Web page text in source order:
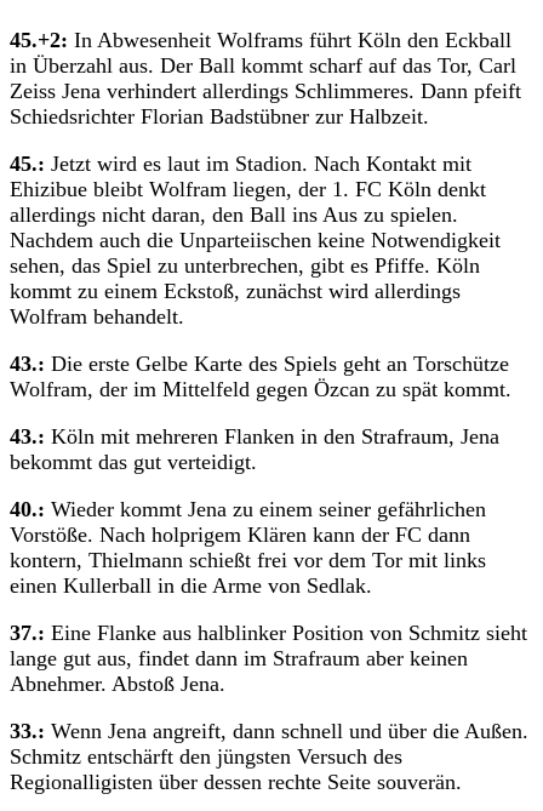
45.+2: In Abwesenheit Wolframs führt Köln den Eckball
in Überzahl aus. Der Ball kommt scharf auf das Tor, Carl
Zeiss Jena verhindert allerdings Schlimmeres. Dann pfeift
Schiedsrichter Florian Badstübner zur Halbzeit.
45.: Jetzt wird es laut im Stadion. Nach Kontakt mit
Ehizibue bleibt Wolfram liegen, der 1. FC Köln denkt
allerdings nicht daran, den Ball ins Aus zu spielen.
Nachdem auch die Unparteiischen keine Notwendigkeit
sehen, das Spiel zu unterbrechen, gibt es Pfiffe. Köln
kommt zu einem Eckstoß, zunächst wird allerdings
Wolfram behandelt.
43.: Die erste Gelbe Karte des Spiels geht an Torschütze
Wolfram, der im Mittelfeld gegen Özcan zu spät kommt.
43.: Köln mit mehreren Flanken in den Strafraum, Jena
bekommt das gut verteidigt.
40.: Wieder kommt Jena zu einem seiner gefährlichen
Vorstöße. Nach holprigem Klären kann der FC dann
kontern, Thielmann schießt frei vor dem Tor mit links
einen Kullerball in die Arme von Sedlak.
37.: Eine Flanke aus halblinker Position von Schmitz sieht
lange gut aus, findet dann im Strafraum aber keinen
Abnehmer. Abstoß Jena.
33.: Wenn Jena angreift, dann schnell und über die Außen.
Schmitz entschärft den jüngsten Versuch des
Regionalligisten über dessen rechte Seite souverän.